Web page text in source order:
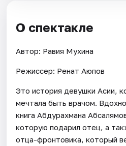
О спектакле
Автор: Равия Мухина
Режиссер: Ренат Аюпов
Это история девушки Асии,
мечтала быть врачом.
книга Абдурахмана
которую подарил отец, а
отца-фронтовика, который